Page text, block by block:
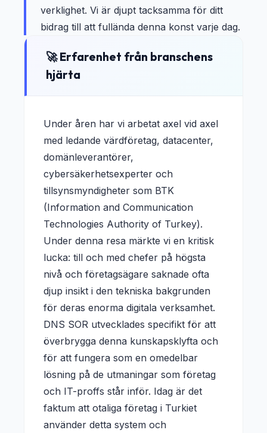
verklighet. Vi är djupt tacksamma för ditt
bidrag till att fullända denna konst varje dag.
🚀 Erfarenhet från branschens
hjärta
Under åren har vi arbetat axel vid axel
med ledande värdföretag, datacenter,
domänleverantörer,
cybersäkerhetsexperter och
tillsynsmyndigheter som BTK
(Information and Communication
Technologies Authority of Turkey).
Under denna resa märkte vi en kritisk
lucka: till och med chefer på högsta
nivå och företagsägare saknade ofta
djup insikt i den tekniska bakgrunden
för deras enorma digitala verksamhet.
DNS SOR utvecklades specifikt för att
överbrygga denna kunskapsklyfta och
för att fungera som en omedelbar
lösning på de utmaningar som företag
och IT-proffs står inför. Idag är det
faktum att otaliga företag i Turkiet
använder detta system och